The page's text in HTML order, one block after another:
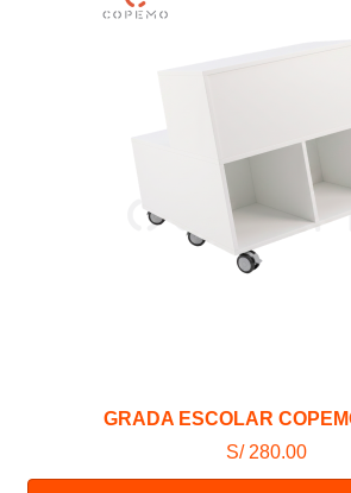
GRADA ESCOLAR
S/ 280.00